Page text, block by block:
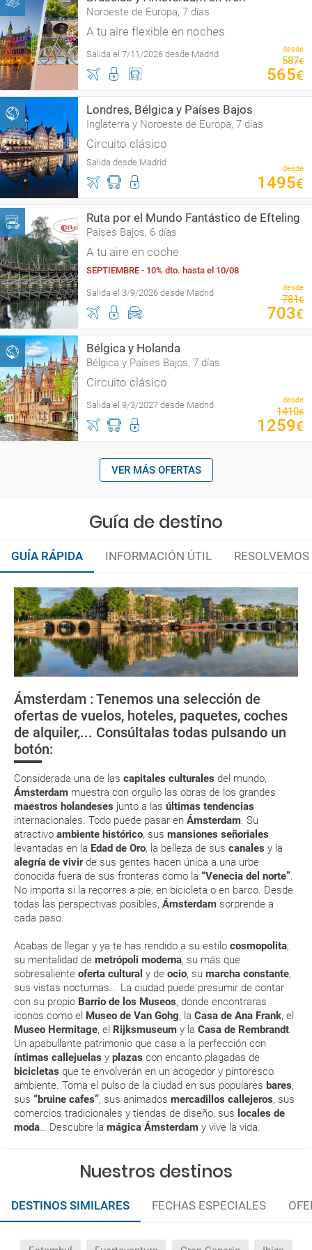
Noroeste de Europa, 7 días
A tu aire flexible en noches
Salida el 7/11/2026 desde Madrid desde
587€
565€
Londres, Bélgica y Países Bajos
Inglaterra y Noroeste de Europa, 7 días
Circuito clásico
Salida desde Madrid
desde
1495€
Ruta por el Mundo Fantástico de Efteling
Países Bajos, 6 días
A tu aire en coche
SEPTIEMBRE - 10% dto. hasta el 10/08
Salida el 3/9/2026 desde Madrid desde
781€
703€
Bélgica y Holanda
Bélgica y Países Bajos, 7 días
Circuito clásico
Salida el 9/3/2027 desde Madrid desde
1410€
1259€
VER MÁS OFERTAS
Guía de destino
GUÍA RÁPIDA INFORMACIÓN ÚTIL
Ámsterdam : Tenemos una selección de
ofertas de vuelos, hoteles, paquetes, coches
de alquiler,... Consúltalas todas pulsando un
botón:
Considerada una de las capitales culturales del mundo,
Ámsterdam muestra con orgullo las obras de los grandes
maestros holandeses junto a las últimas tendencias
internacionales. Todo puede pasar en Ámsterdam . Su
atractivo ambiente histórico, sus mansiones señoriales
levantadas en la Edad de Oro, la belleza de sus canales y la
alegría de vivirde sus gentes hacen única a una urbe
conocida fuera de sus fronteras como la “Venecia del norte”
No importa si la recorres a pie, en bicicleta o en barco. Desde
todas las perspectivas posibles, Ámsterdam sorprende a
cada paso.
Acabas de llegar y ya te has rendido a su estilo cosmopolita,
su mentalidad de metrópoli moderna, su más que
sobresaliente oferta cultural y de ocio, su marcha constante,
sus vistas nocturnas... La ciudad puede presumir de contar
con su propio Barrio de los Museos, donde encontraras
iconos como el Museo de Van Gohg, la Casa de Ana Frank, el
Museo Hermitage, el Rijksmuseum y la Casa de Rembrandt
Un apabullante patrimonio que casa a la perfección con
íntimas callejuelas y plazas con encanto plagadas de
bicicletas que te envolverán en un acogedor y pintoresco
ambiente. Toma el pulso de la ciudad en sus populares bares,
sus “bruine cafes”, sus animados mercadillos callejeros, sus
comercios tradicionales y tiendas de diseño, sus locales de
moda … Descubre la mágica Ámsterdam y vive la vida.
Organiza tu viaje
Documentación y descuentos
Embajadas y consulados
¿Cómo llegar?
¿Cómo moverse por Holanda?
Viajar en bicicleta
La documentación de tu reserva te será enviada por mail en el
momento que el pago de la reserva esté realizado completamente.
Respecto a las tarjetas de embarque, casi todas las compañías aéreas
tienen ya todos sus billetes electrónicos por lo que podrás obtenerlas
in por su web.
Eso sí, deberás estar atento si viajas con una compañía low cost, debido
a que muchas de ellas exigen la presentación de la tarjeta de embarque
(que deberás realizar a través de su web) para que no te carguen un
suplemento extra en el mismo aeropuerto.
En caso de tener que enviarte la documentación de un paquete
vacacional (Caribe, circuitos, tours...) te enviaremos la documentación
de tu reserva alrededor de 10 días antes de salida, la cual deberás
imprimir y llevar contigo en el viaje.
Esta documentación te será requerida en el mostrador de la compañía
aérea a la hora de realizar el check-in el día de la salida.
MODIFICACIÓN ó CANCELACIÓN ¿Puedo anular o
modificar una reserva del viaje? ¿Qué gastos puede
generar una anulación o modificación del viaje?
¿Qué caducidad debe tener mi pasaporte para ir
a...?
¿Con cuánta antelación tengo que estar en el
aeropuerto?
RESERVAR ¿Cómo puedo reservar un viaje de
paquete vacacional en la página web?
Al realizar la reserva, uno de los servicios ha
quedado de pendiente de confirmación ¿Cómo
¿Cómo sé si hay plazas disponibles en el viaje que
Si tengo los traslados incluidos, ¿dónde debo
Nuestros destinos
DESTINOS SIMILARES FECHAS ESPECIALES